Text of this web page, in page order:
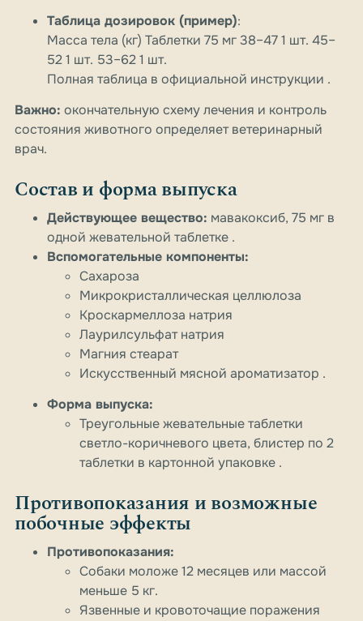
Таблица дозировок (пример):
Масса тела (кг) Таблетки 75 мг 38–47 1 шт. 45–
52 1 шт. 53–62 1 шт.
Полная таблица в официальной инструкции .
Важно: окончательную схему лечения и контроль
состояния животного определяет ветеринарный
врач.
Состав и форма выпуска
Действующее вещество: мавакоксиб, 75 мг в
одной жевательной таблетке .
Вспомогательные компоненты:
Сахароза
Микрокристаллическая целлюлоза
Кроскармеллоза натрия
Лаурилсульфат натрия
Магния стеарат
Искусственный мясной ароматизатор .
Форма выпуска:
Треугольные жевательные таблетки
светло-коричневого цвета, блистер по 2
таблетки в картонной упаковке .
Противопоказания и возможные
побочные эффекты
Противопоказания:
Собаки моложе 12 месяцев или массой
меньше 5 кг.
Язвенные и кровоточащие поражения